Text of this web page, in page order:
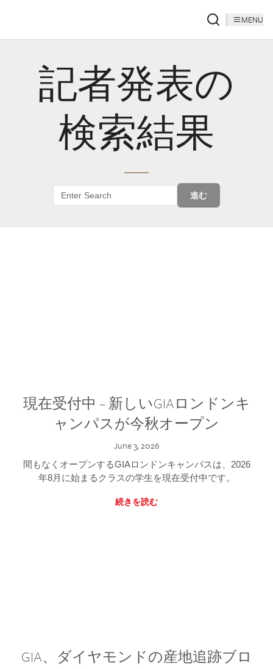
MENU
記者発表の
検索結果
進む
現在受付中 – 新しいGIAロンドンキ
ャンパスが今秋オープン
June 3, 2026
間もなくオープンするGIAロンドンキャンパスは、2026
年8月に始まるクラスの学生を現在受付中です。
続きを読む
GIA、ダイヤモンドの産地追跡ブロ